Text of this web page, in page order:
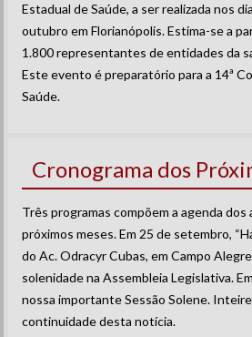
Estadual de Saúde, a ser realizada nos
outubro em Florianópolis. Estima-se a
1.800 representantes de entidades da
Este evento é preparatório para a 14ª
Saúde.
Cronograma dos
Três programas compõem a agenda dos
próximos meses. Em 25 de setembro,
do Ac. Odracyr Cubas, em Campo
solenidade na Assembleia Legislativa.
nossa importante Sessão Solene.
continuidade desta notícia.